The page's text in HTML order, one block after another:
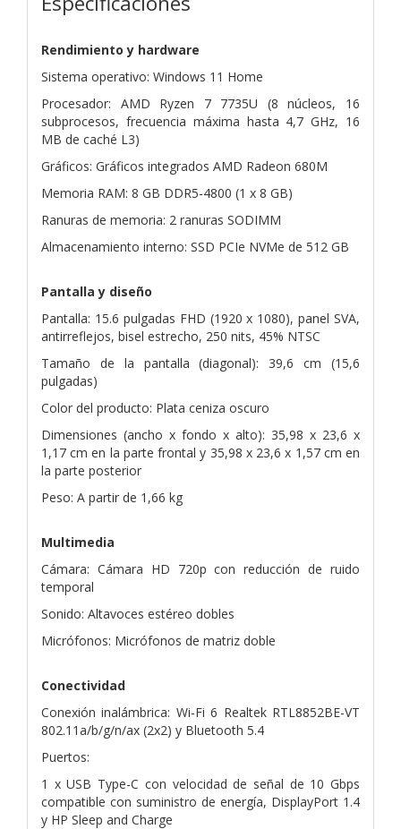
Rendimiento y hardware
Sistema operativo: Windows 11 Home
Procesador: AMD Ryzen 7 7735U (8 núcleos, 16
subprocesos, frecuencia máxima hasta 4,7 GHz, 16
MB de caché L3)
Gráficos: Gráficos integrados AMD Radeon 680M
Memoria RAM: 8 GB DDR5-4800 (1 x 8 GB)
Ranuras de memoria: 2 ranuras SODIMM
Almacenamiento interno: SSD PCIe NVMe de 512 GB
Pantalla y diseño
Pantalla: 15.6 pulgadas FHD (1920 x 1080), panel SVA,
antirreflejos, bisel estrecho, 250 nits, 45% NTSC
Tamaño de la pantalla (diagonal): 39,6 cm (15,6
pulgadas)
Color del producto: Plata ceniza oscuro
Dimensiones (ancho x fondo x alto): 35,98 x 23,6 x
1,17 cm en la parte frontal y 35,98 x 23,6 x 1,57 cm en
la parte posterior
Peso: A partir de 1,66 kg
Multimedia
Cámara: Cámara HD 720p con reducción de ruido
temporal
Sonido: Altavoces estéreo dobles
Micrófonos: Micrófonos de matriz doble
Conectividad
Conexión inalámbrica: Wi-Fi 6 Realtek RTL8852BE-VT
802.11a/b/g/n/ax (2x2) y Bluetooth 5.4
Puertos:
1 x USB Type-C con velocidad de señal de 10 Gbps
compatible con suministro de energía, DisplayPort 1.4
y HP Sleep and Charge